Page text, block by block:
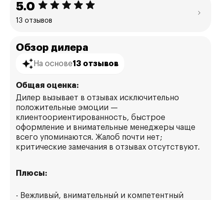
5.0
13 отзывов
Обзор дилера
На основе13 отзывов
Общая оценка:
Дилер вызывает в отзывах исключительно
положительные эмоции —
клиентоориентированность, быстрое
оформление и внимательные менеджеры чаще
всего упоминаются. Жалоб почти нет;
критические замечания в отзывах отсутствуют.
Плюсы:
- Вежливый, внимательный и компетентный